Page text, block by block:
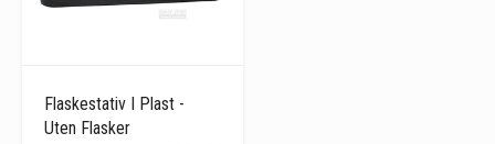
Flaskestativ I Plast -
Uten Flasker